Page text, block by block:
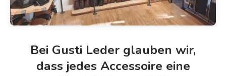
Bei Gusti Leder glauben wir,
dass jedes Accessoire eine